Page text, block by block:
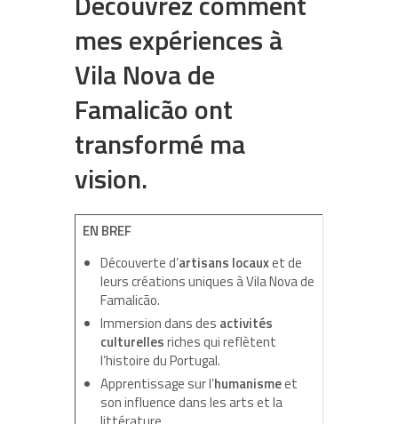
mes expériences à
Vila Nova de
Famalicão ont
transformé ma
vision.
EN BREF
Découverte d’artisans locauxet de
leurs créations uniques à Vila Nova de
Famalicão.
Immersion dans des activités
culturellesriches qui reflètent
l’histoire du Portugal.
Apprentissage sur l’humanismeet
son influence dans les arts et la